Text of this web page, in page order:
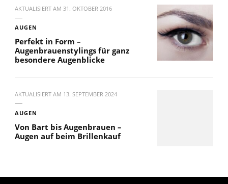
AKTUALISIERT AM 31. OKTOBER 2016
AUGEN
Perfekt in Form –
Augenbrauenstylings für ganz
besondere Augenblicke
AKTUALISIERT AM 13. SEPTEMBER 2024
AUGEN
Von Bart bis Augenbrauen –
Augen auf beim Brillenkauf